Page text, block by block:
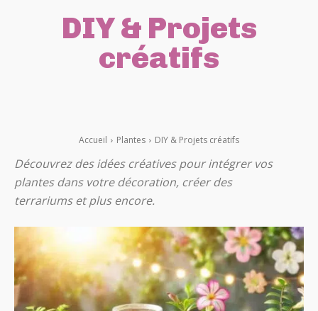
DIY & Projets
créatifs
Accueil Plantes DIY & Projets créatifs
Découvrez des idées créatives pour intégrer vos
plantes dans votre décoration, créer des
terrariums et plus encore.